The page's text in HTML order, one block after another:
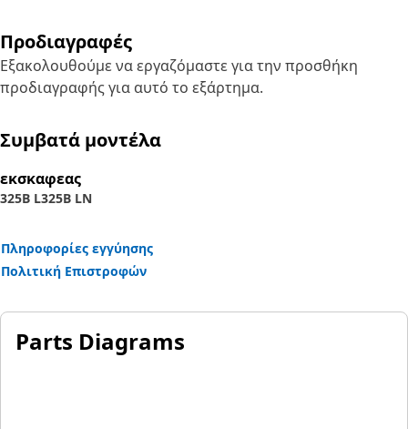
Προδιαγραφές
Εξακολουθούμε να εργαζόμαστε για την προσθήκη
προδιαγραφής για αυτό το εξάρτημα.
Συμβατά μοντέλα
εκσκαφεας
325B L325B LN
Πληροφορίες εγγύησης
Πολιτική Επιστροφών
Parts Diagrams